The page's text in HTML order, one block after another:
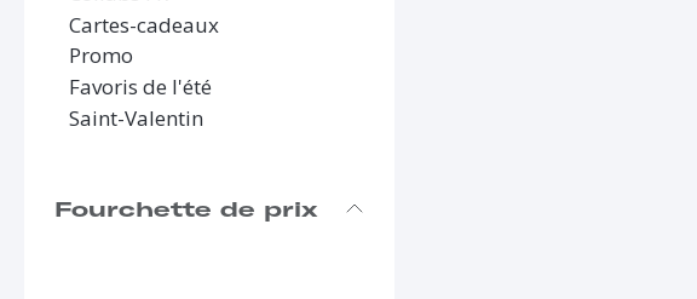
Cartes-cadeaux
Promo
Favoris de l'été
Saint-Valentin
Fourchette de prix